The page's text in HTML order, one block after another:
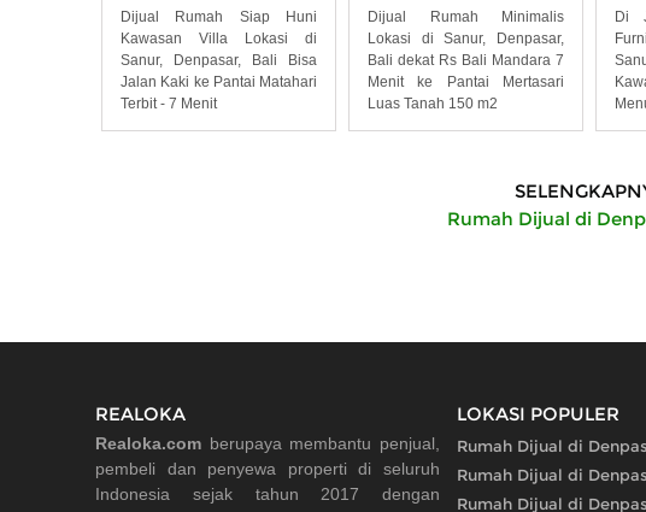
Dijual Rumah Siap Huni
Kawasan Villa Lokasi di
Sanur, Denpasar, Bali Bisa
Jalan Kaki ke Pantai Matahari
Terbit - 7 Menit
Dijual Rumah Minimalis
Lokasi di Sanur, Denpasar,
Bali dekat Rs Bali Mandara 7
Menit ke Pantai Mertasari
Luas Tanah 150 m2
Di
Rumah Dijual di
REALOKA
Realoka.com berupaya membantu penjual,
pembeli dan penyewa properti di seluruh
Indonesia sejak tahun 2017 dengan
LOKASI POPULER
Rumah Dijual di
Rumah Dijual di
Rumah Dijual di